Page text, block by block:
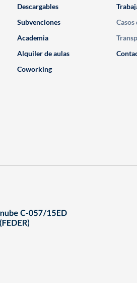
Descargables
Subvenciones
Academia
Alquiler de aulas
Coworking